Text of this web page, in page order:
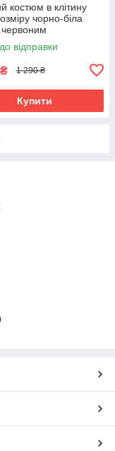
костюм в клітину
чорно-біла
червоним
відправки
₴ 1 290 ₴
Купити